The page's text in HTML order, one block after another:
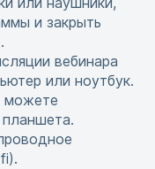
и закрыть
вебинара
или ноутбук.
можете